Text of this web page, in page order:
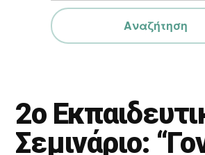
2ο
Σεμινάριο: